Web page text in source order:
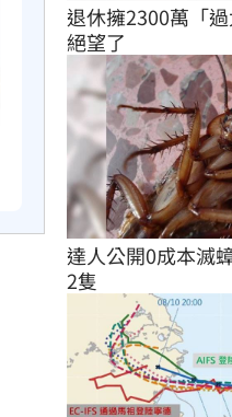
退休擁2300萬「
絕望了
達人公開0成本滅
2隻